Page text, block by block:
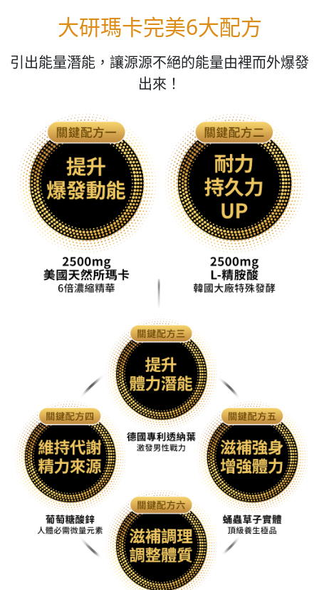
大研瑪卡完美6大配方
引出能量潛能，讓源源不絕的能量由裡而外爆發
出來！